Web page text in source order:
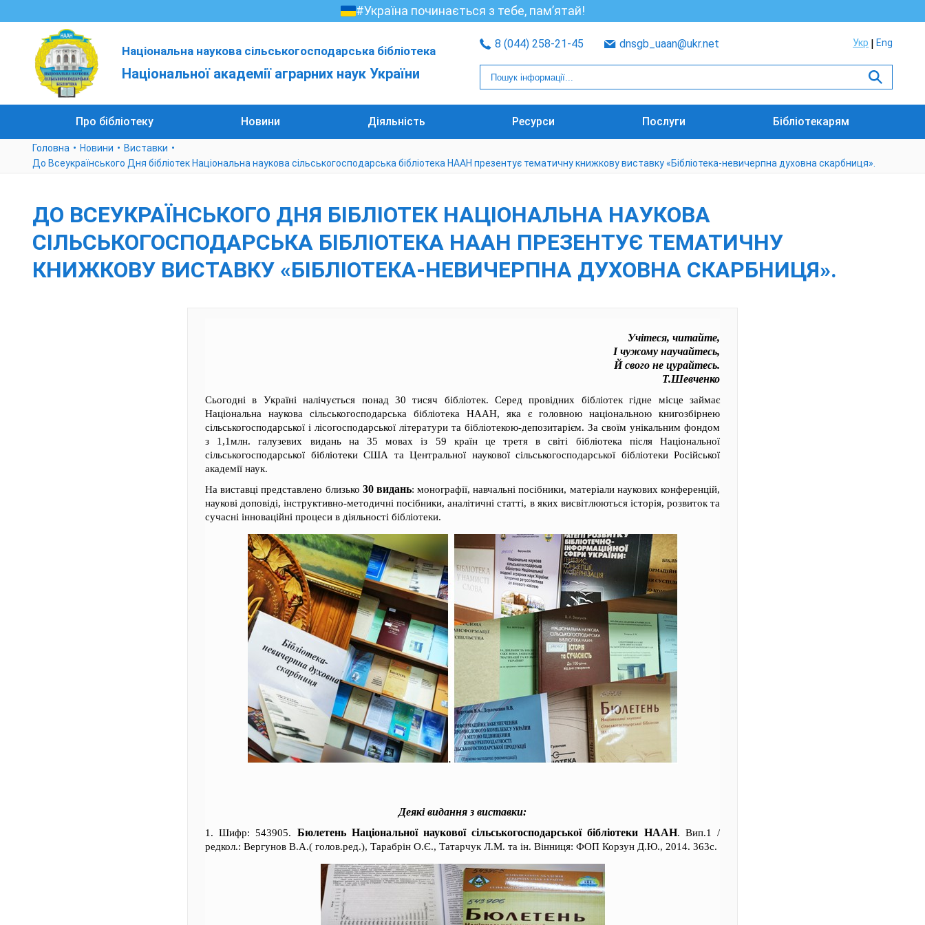
#Україна починається з тебе, пам’ятай!
Національна наукова сільськогосподарська бібліотека
Національної академії аграрних наук України
8 (044) 258-21-45 dnsgb_uaan@ukr.net Укр Eng
Про бібліотеку Новини Діяльність Ресурси Послуги Бібліотекарям
Головна Новини
Виставки
До Всеукраїнського Дня бібліотек Національна наукова сільськогосподарська бібліотека НААН презентує тематичну книжкову виставку «Бібліотека-невичерпна духовна скарбниця».
ДО ВСЕУКРАЇНСЬКОГО ДНЯ БІБЛІОТЕК НАЦІОНАЛЬНА НАУКОВА
СІЛЬСЬКОГОСПОДАРСЬКА БІБЛІОТЕКА НААН ПРЕЗЕНТУЄ ТЕМАТИЧНУ
КНИЖКОВУ ВИСТАВКУ «БІБЛІОТЕКА-НЕВИЧЕРПНА ДУХОВНА СКАРБНИЦЯ».
Учітеся, читайте,
І чужому научайтесь,
Й свого не цурайтесь.
Т.Шевченко
Сьогодні в Україні налічується понад 30 тисяч бібліотек. Серед провідних бібліотек гідне місце займає
Національна наукова сільськогосподарська бібліотека НААН, яка є головною національною книгозбірнею
сільськогосподарської і лісогосподарської літератури та бібліотекою-депозитарієм. За своїм унікальним фондом
з 1,1млн. галузевих видань на 35 мовах із 59 країн це третя в світі бібліотека після Національної
сільськогосподарської бібліотеки США та Центральної наукової сільськогосподарської бібліотеки Російської
академії наук.
На виставці представлено близько 30 видань: монографії, навчальні посібники, матеріали наукових конференцій,
наукові доповіді, інструктивно-методичні посібники, аналітичні статті, в яких висвітлюються історія, розвиток та
сучасні інноваційні процеси в діяльності бібліотеки.
Деякі видання з виставки:
1. Шифр: 543905. Бюлетень Національної наукової сільськогосподарської бібліотеки НААН. Вип.1 /
редкол.: Вергунов В.А.( голов.ред.), Тарабрін О.Є., Татарчук Л.М. та ін. Вінниця: ФОП Корзун Д.Ю., 2014. 363с.